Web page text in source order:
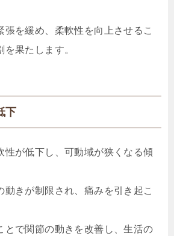
張を緩め、柔軟性を向上させるこ
果たします。
下
性が低下し、可動域が狭くなる傾
動きが制限され、痛みを引き起こ
とで関節の動きを改善し、生活の